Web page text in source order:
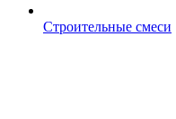
Строительные смеси